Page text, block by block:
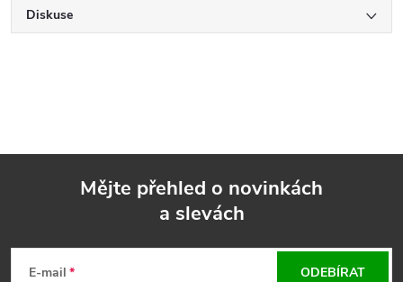
Diskuse
Mějte přehled o novinkách
a slevách
E-mail ODEBÍRAT